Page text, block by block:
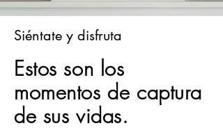
Siéntate y disfruta
Estos son los
momentos de captura
de sus vidas.